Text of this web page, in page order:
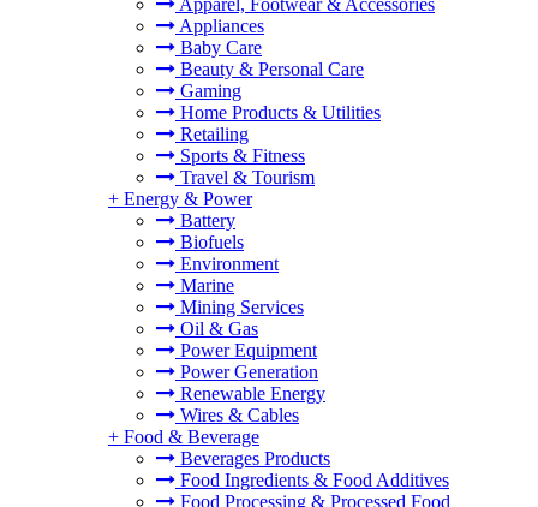
Apparel, Footwear & Accessories
Appliances
Baby Care
Beauty & Personal Care
Gaming
Home Products & Utilities
Retailing
Sports & Fitness
Travel & Tourism
+ Energy & Power
Battery
Biofuels
Environment
Marine
Mining Services
Oil & Gas
Power Equipment
Power Generation
Renewable Energy
Wires & Cables
+ Food & Beverage
Beverages Products
Food Ingredients & Food Additives
Food Processing & Processed Food